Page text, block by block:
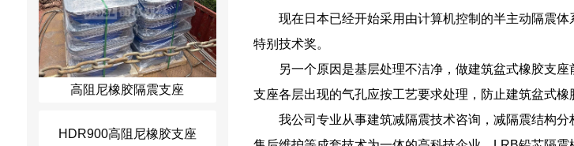
高阻尼橡胶隔震支座
现在日本已经开始采用由计算机控制的半主动隔震
特别技术奖。
另一个原因是基层处理不洁净，做建筑盆式橡胶支
支座各层出现的气孔应按工艺要求处理，防止建筑盆式橡
我公司专业从事建筑减隔震技术咨询，减隔震结构